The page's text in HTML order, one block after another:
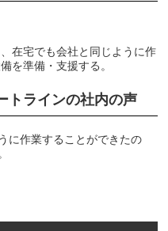
在宅でも会社と同じように作
を準備・支援する。
トラインの社内の声
に作業することができたの